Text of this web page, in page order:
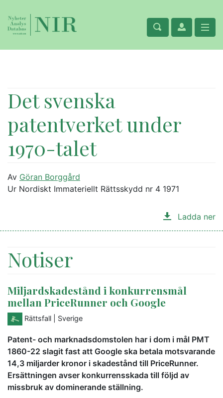
Det svenska
patentverket under
1970-talet
Av Göran Borggård
Ur Nordiskt Immateriellt Rättsskydd nr 4 1971
Ladda ner
Notiser
Miljardskadestånd i konkurrensmål
mellan PriceRunner och Google
Rättsfall | Sverige
Patent- och marknadsdomstolen har i dom i mål PMT
1860-22 slagit fast att Google ska betala motsvarande
14,3 miljarder kronor i skadestånd till PriceRunner.
Ersättningen avser konkurrensskada till följd av
missbruk av dominerande ställning.